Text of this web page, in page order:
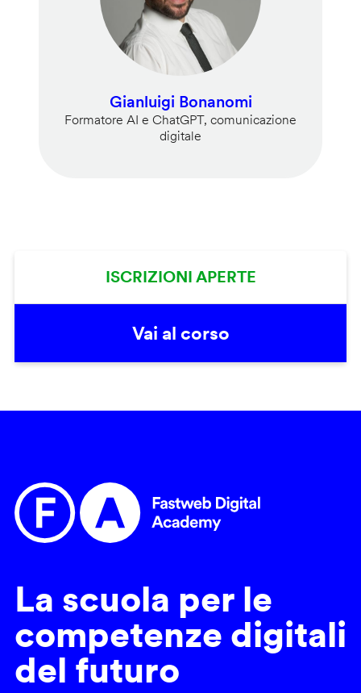
Gianluigi Bonanomi
Formatore AI e ChatGPT, comunicazione
digitale
ISCRIZIONI APERTE
Vai al corso
La scuola per le
competenze digitali
del futuro